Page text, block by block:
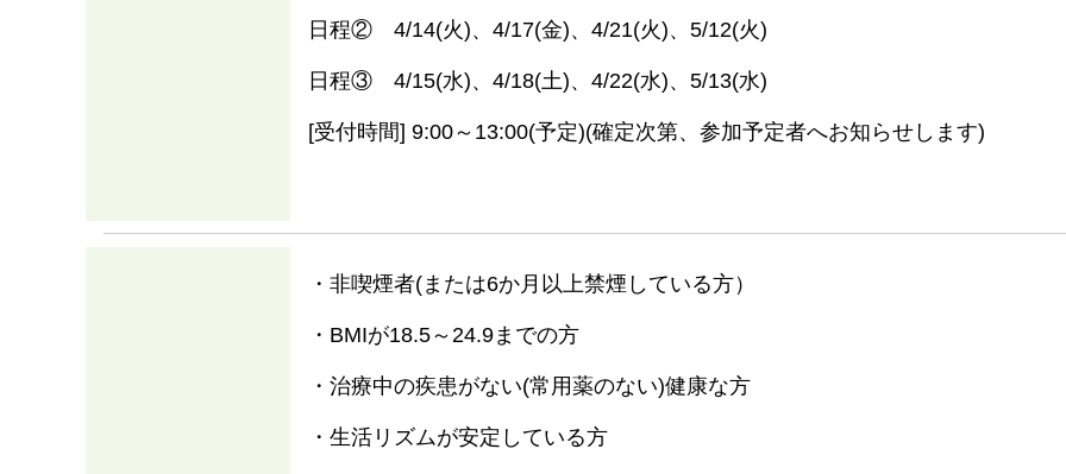
日程② 4/14(火)、4/17(金)、4/21(火)、5/12(火)
日程③ 4/15(水)、4/18(土)、4/22(水)、5/13(水)
[受付時間] 9:00～13:00(予定)(確定次第、参加予定者へお知らせします)
・非喫煙者(または6か月以上禁煙している方）
・BMIが18.5～24.9までの方
・治療中の疾患がない(常用薬のない)健康な方
・生活リズムが安定している方